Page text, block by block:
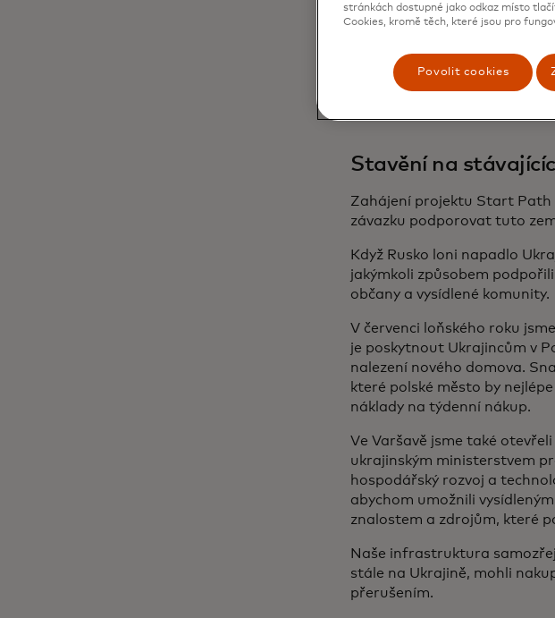
Všichni v Mastercard vítáme
do naší rodiny.
zdrojům, poradenství,
USD pro každý z nich.
hospodářského oživení,
Stavění na
Zahájení projektu Start Path
závazku podporovat tuto
Když Rusko loni napadlo
jakýmkoli způsobem
občany a vysídlené komunity.
V červenci loňského roku
je poskytnout Ukrajincům v
nalezení nového domova.
které polské město by
náklady na týdenní nákup.
Ve Varšavě jsme také otevřeli
ukrajinským ministerstvem
hospodářský rozvoj a
abychom umožnili
znalostem a zdrojům, které
Naše infrastruktura
stále na Ukrajině, mohli
přerušením.
stránkách dostupné jako odkaz místo
Cookies, kromě těch, které jsou pro
Povolit cookies